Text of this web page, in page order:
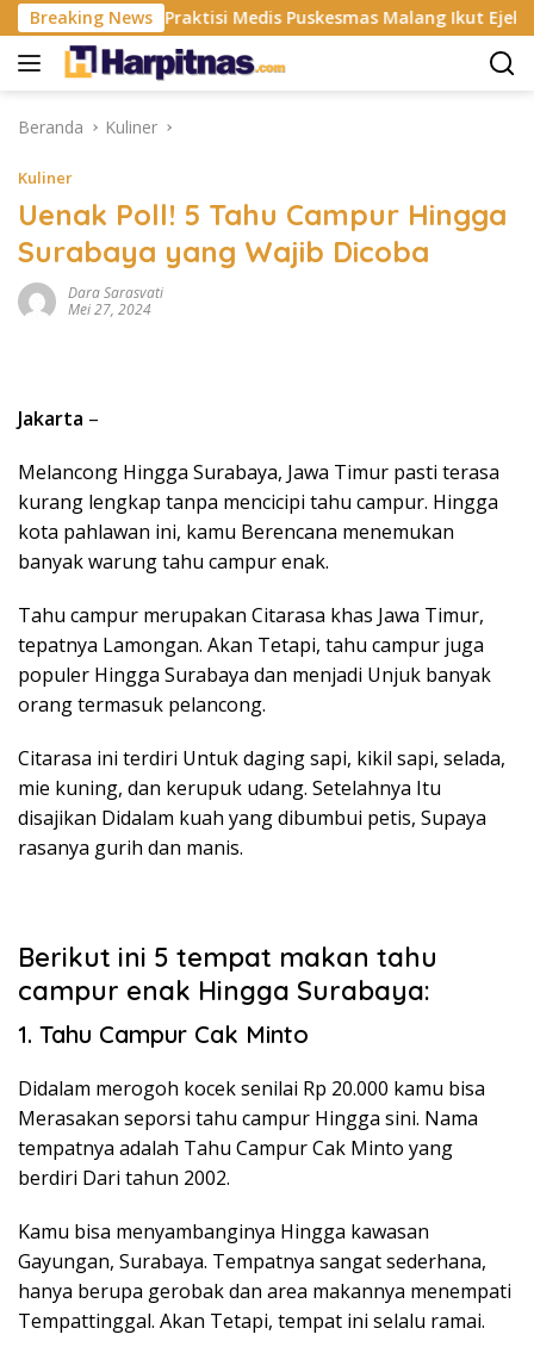
Langsung
ke
konten
Breaking NewsPraktisi Medis Puskesmas Malang Ikut Ejek Pasien
Beranda Kuliner
Kuliner
Uenak Poll! 5 Tahu Campur Hingga
Surabaya yang Wajib Dicoba
Dara Sarasvati
Mei 27, 2024
Jakarta –
Melancong Hingga Surabaya, Jawa Timur pasti terasa
kurang lengkap tanpa mencicipi tahu campur. Hingga
kota pahlawan ini, kamu Berencana menemukan
banyak warung tahu campur enak.
Tahu campur merupakan Citarasa khas Jawa Timur,
tepatnya Lamongan. Akan Tetapi, tahu campur juga
populer Hingga Surabaya dan menjadi Unjuk banyak
orang termasuk pelancong.
Citarasa ini terdiri Untuk daging sapi, kikil sapi, selada,
mie kuning, dan kerupuk udang. Setelahnya Itu
disajikan Didalam kuah yang dibumbui petis, Supaya
rasanya gurih dan manis.
Berikut ini 5 tempat makan tahu
campur enak Hingga Surabaya:
1. Tahu Campur Cak Minto
Didalam merogoh kocek senilai Rp 20.000 kamu bisa
Merasakan seporsi tahu campur Hingga sini. Nama
tempatnya adalah Tahu Campur Cak Minto yang
berdiri Dari tahun 2002.
Kamu bisa menyambanginya Hingga kawasan
Gayungan, Surabaya. Tempatnya sangat sederhana,
hanya berupa gerobak dan area makannya menempati
Tempattinggal. Akan Tetapi, tempat ini selalu ramai.